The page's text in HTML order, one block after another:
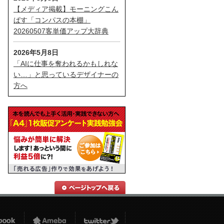
【メディア掲載】モーニングこん
ぱす「コンパスの本棚」
20260507客単価アップ大辞典
2026年5月8日
「AIに仕事を奪われるかもしれな
い…」と思っているデザイナーの
方へ